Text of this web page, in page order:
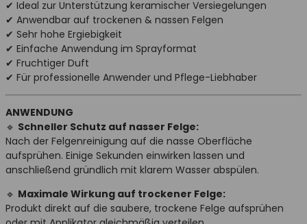
✔ Ideal zur Unterstützung keramischer Versiegelungen
✔ Anwendbar auf trockenen & nassen Felgen
✔ Sehr hohe Ergiebigkeit
✔ Einfache Anwendung im Sprayformat
✔ Fruchtiger Duft
✔ Für professionelle Anwender und Pflege-Liebhaber
ANWENDUNG
🔹 Schneller Schutz auf nasser Felge:
Nach der Felgenreinigung auf die nasse Oberfläche
aufsprühen. Einige Sekunden einwirken lassen und
anschließend gründlich mit klarem Wasser abspülen.
🔹 Maximale Wirkung auf trockener Felge:
Produkt direkt auf die saubere, trockene Felge aufsprühen